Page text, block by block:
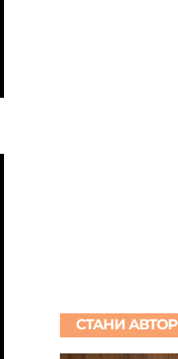
СТАНИ АВТОР